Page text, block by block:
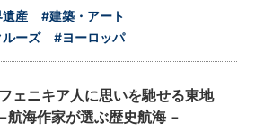
産
#建築・アート
ーズ
#ヨーロッパ
ェニキア人に思いを馳せる東地
航海作家が選ぶ歴史航海 −